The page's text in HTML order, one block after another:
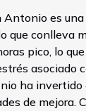
Antonio es
que conlleva
pico, lo
asociado
ha
de mejora.